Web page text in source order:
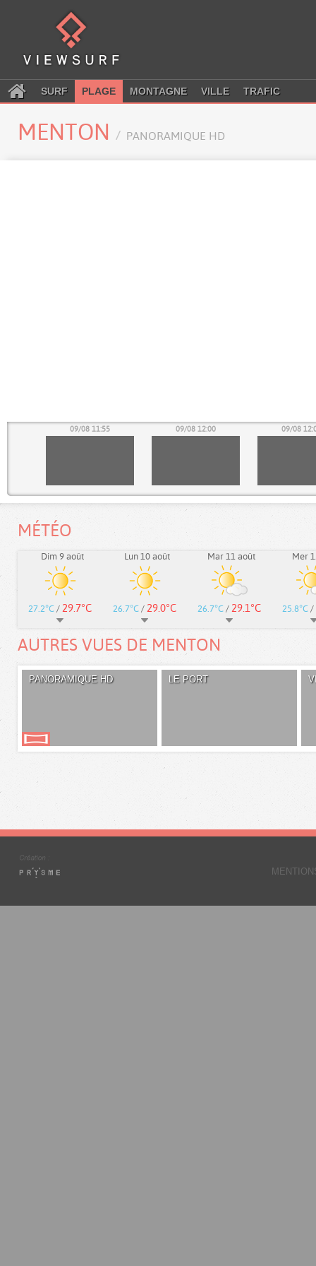
SURF PLAGE MONTAGNE VILLE TRAFIC
MENTON PANORAMIQUE HD
09/08 11:55 09/08 12:00 09/08
MÉTÉO
Dim 9 août
27.2°C / 29.7°C
Lun 10 août
26.7°C / 29.0°C
Mar 11 août
26.7°C / 29.1°C
Mer
25.8°C /
AUTRES VUES DE MENTON
PANORAMIQUE HD LE PORT